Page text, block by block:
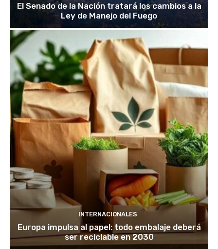
El Senado de la Nación tratará los cambios a la
Ley de Manejo del Fuego
INTERNACIONALES
Europa impulsa al papel: todo embalaje deberá
ser reciclable en 2030